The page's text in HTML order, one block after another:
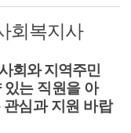
회복지사
회와 지역주민
있는 직원을 아
심과 지원 바랍